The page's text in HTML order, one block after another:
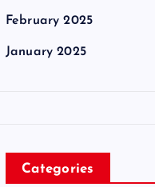
February 2025
January 2025
Categories